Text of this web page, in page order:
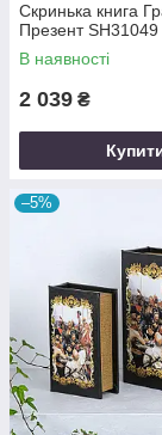
Скринька книга
Презент SH31049
В наявності
2 039 ₴
–5%